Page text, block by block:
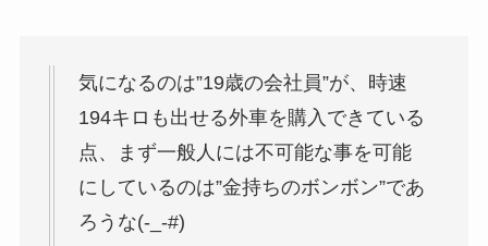
気になるのは”19歳の会社員”が、時速
194キロも出せる外車を購入できている
点、まず一般人には不可能な事を可能
にしているのは”金持ちのボンボン”であ
ろうな(-_-#)